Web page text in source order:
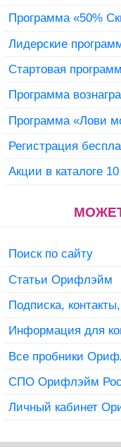
Программа «50%
Лидерские
Стартовая
Программа
Программа «Лови
Регистрация
Акции в каталоге
Поиск по сайту
Статьи Орифлэйм
Подписка,
Информация для
Все пробники
СПО Орифлэйм
Личный кабинет